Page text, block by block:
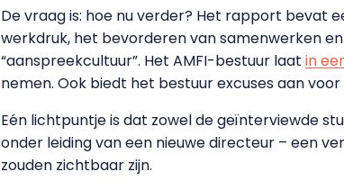
De vraag is: hoe nu verder? Het rapport bevat
werkdruk, het bevorderen van samenwerken
“aanspreekcultuur”. Het AMFI-bestuur laat in
nemen. Ook biedt het bestuur excuses aan
Eén lichtpuntje is dat zowel de geïnterviewde
onder leiding van een nieuwe directeur – een
zouden zichtbaar zijn.